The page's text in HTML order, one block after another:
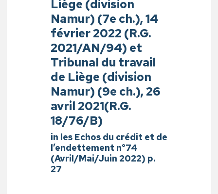
Liège (division
Namur) (7e ch.), 14
février 2022 (R.G.
2021/AN/94) et
Tribunal du travail
de Liège (division
Namur) (9e ch.), 26
avril 2021(R.G.
18/76/B)
in les Echos du crédit et de
l’endettement n°74
(Avril/Mai/Juin 2022) p.
27